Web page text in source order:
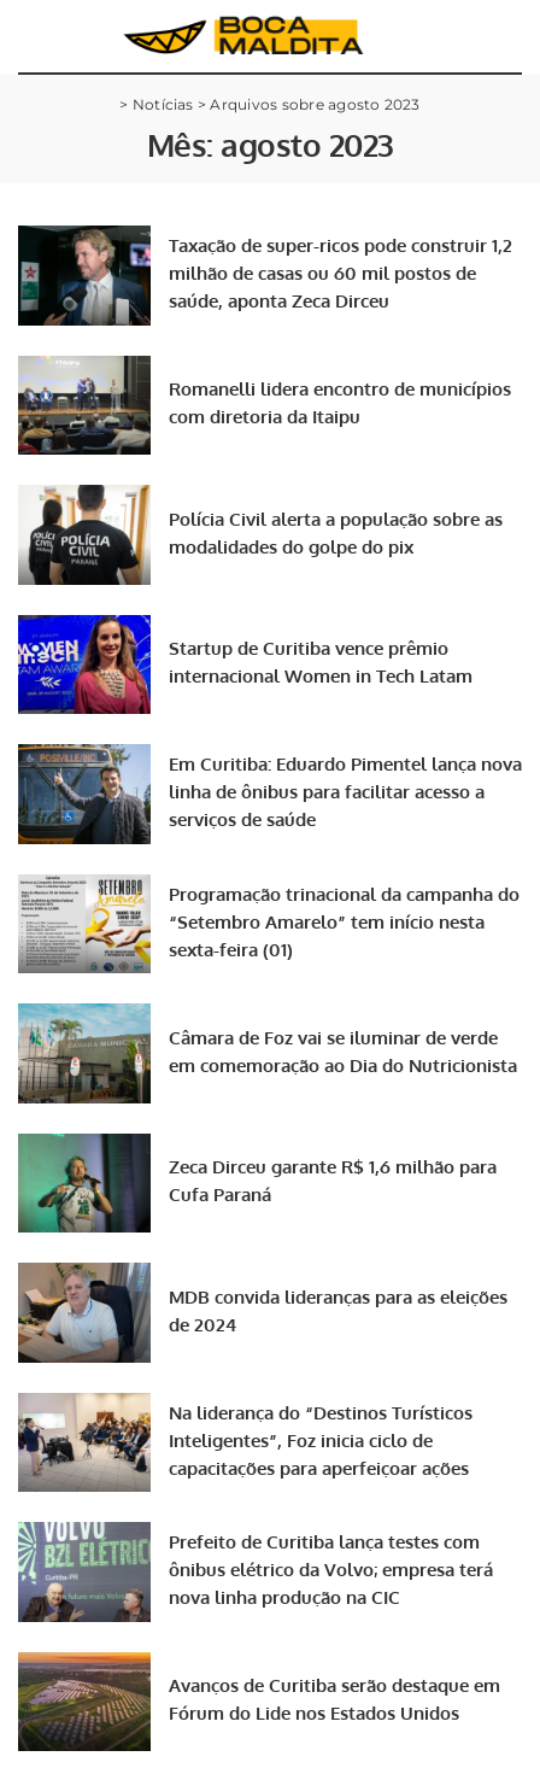
> Notícias >Arquivos sobre agosto 2023
Mês: agosto 2023
Taxação de super-ricos pode construir 1,2
milhão de casas ou 60 mil postos de
saúde, aponta Zeca Dirceu
Romanelli lidera encontro de municípios
com diretoria da Itaipu
Polícia Civil alerta a população sobre as
modalidades do golpe do pix
Startup de Curitiba vence prêmio
internacional Women in Tech Latam
Em Curitiba: Eduardo Pimentel lança nova
linha de ônibus para facilitar acesso a
serviços de saúde
Programação trinacional da campanha do
“Setembro Amarelo” tem início nesta
sexta-feira (01)
Câmara de Foz vai se iluminar de verde
em comemoração ao Dia do Nutricionista
Zeca Dirceu garante R$ 1,6 milhão para
Cufa Paraná
MDB convida lideranças para as eleições
de 2024
Na liderança do “Destinos Turísticos
Inteligentes”, Foz inicia ciclo de
capacitações para aperfeiçoar ações
Prefeito de Curitiba lança testes com
ônibus elétrico da Volvo; empresa terá
nova linha produção na CIC
Avanços de Curitiba serão destaque em
Fórum do Lide nos Estados Unidos